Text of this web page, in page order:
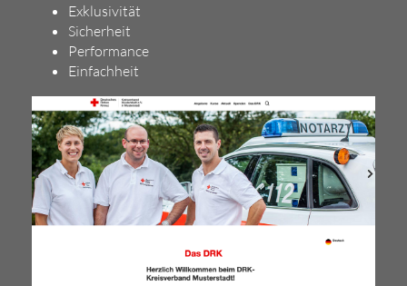
Exklusivität
Sicherheit
Performance
Einfachheit